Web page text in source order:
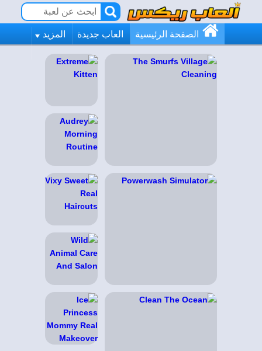
الصفحة الرئيسية العاب جديدة المزيد